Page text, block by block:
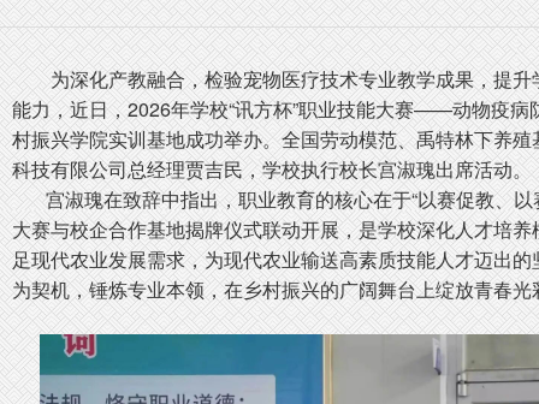
为深化产教融合，检验宠物医疗技术专业教学成果，提
能力，近日，2026年学校“讯方杯”职业技能大赛——动物疫病
村振兴学院实训基地成功举办。全国劳动模范、禹特林下养
科技有限公司总经理贾吉民，学校执行校长宫淑瑰出席活动。
宫淑瑰在致辞中指出，职业教育的核心在于“以赛促教、以
大赛与校企合作基地揭牌仪式联动开展，是学校深化人才培
足现代农业发展需求，为现代农业输送高素质技能人才迈出
为契机，锤炼专业本领，在乡村振兴的广阔舞台上绽放青春光